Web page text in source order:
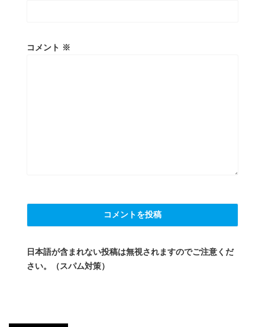
コメント ※
日本語が含まれない投稿は無視されますのでご注意くだ
さい。（スパム対策）